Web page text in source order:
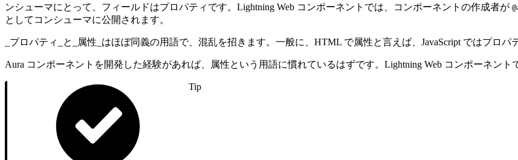
ンシューマにとって、フィールドはプロパティです。Lightning Web コンポーネントでは、コンポーネントの作成者が
としてコンシューマに公開されます。
_プロパティ_と_属性_はほぼ同義の用語で、混乱を招きます。一般に、HTML で属性と言えば、JavaScript ではプロパ
Aura コンポーネントを開発した経験があれば、属性という用語に慣れているはずです。Lightning Web コンポーネント
Tip